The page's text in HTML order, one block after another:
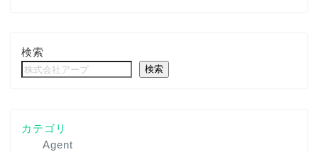
検索
検索
カテゴリ
Agent